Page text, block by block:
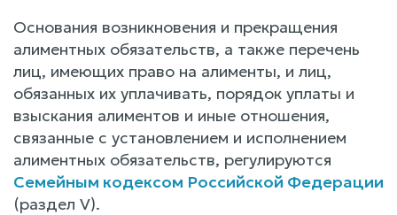
Основания возникновения и прекращения
алиментных обязательств, а также перечень
лиц, имеющих право на алименты, и лиц,
обязанных их уплачивать, порядок уплаты и
взыскания алиментов и иные отношения,
связанные с установлением и исполнением
алиментных обязательств, регулируются
Семейным кодексом Российской Федерации
(раздел V).